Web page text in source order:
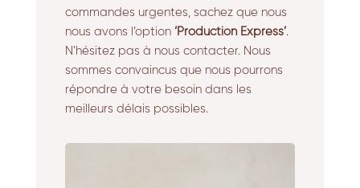
commandes urgentes, sachez que nous
nous avons l’option ‘Production Express’.
N’hésitez pas à nous contacter. Nous
sommes convaincus que nous pourrons
répondre à votre besoin dans les
meilleurs délais possibles.